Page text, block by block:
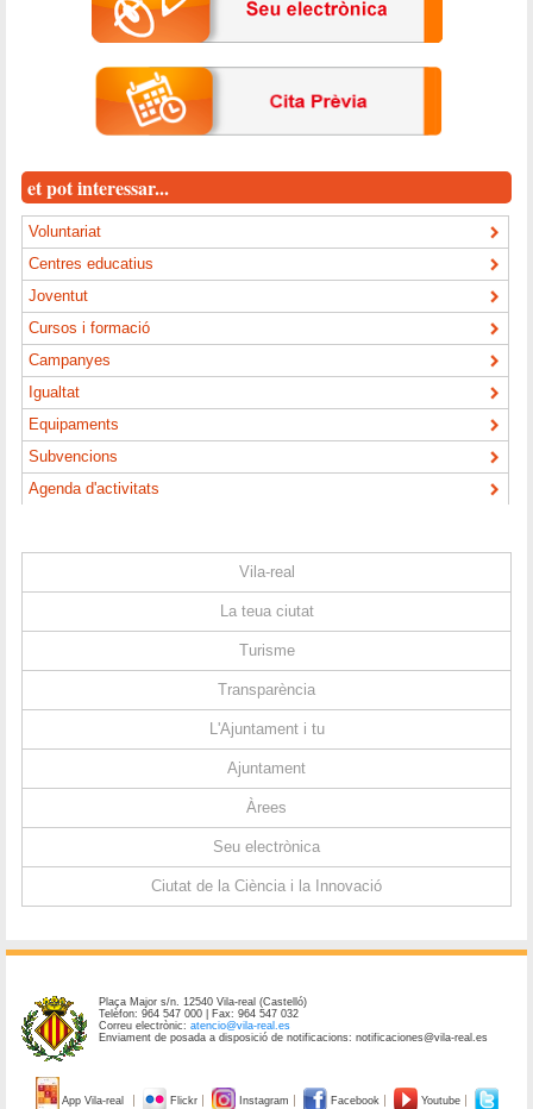
et pot interessar...
Voluntariat
Centres educatius
Joventut
Cursos i formació
Campanyes
Igualtat
Equipaments
Subvencions
Agenda d'activitats
Vila-real
La teua ciutat
Turisme
Transparència
L'Ajuntament i tu
Ajuntament
Àrees
Seu electrònica
Ciutat de la Ciència i la Innovació
Plaça Major s/n. 12540 Vila-real (Castelló)
Telèfon: 964 547 000 | Fax: 964 547 032
Correu electrònic:atencio@vila-real.es
Enviament de posada a disposició de notificacions: notificaciones@vila-real.es
App Vila-real Flickr Instagram Facebook Youtube